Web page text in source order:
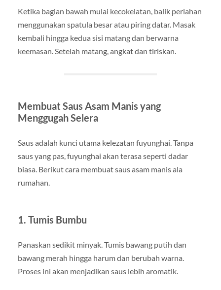
Ketika bagian bawah mulai kecokelatan, balik perlahan
menggunakan spatula besar atau piring datar. Masak
kembali hingga kedua sisi matang dan berwarna
keemasan. Setelah matang, angkat dan tiriskan.
Membuat Saus Asam Manis yang
Menggugah Selera
Saus adalah kunci utama kelezatan fuyunghai. Tanpa
saus yang pas, fuyunghai akan terasa seperti dadar
biasa. Berikut cara membuat saus asam manis ala
rumahan.
1. Tumis Bumbu
Panaskan sedikit minyak. Tumis bawang putih dan
bawang merah hingga harum dan berubah warna.
Proses ini akan menjadikan saus lebih aromatik.